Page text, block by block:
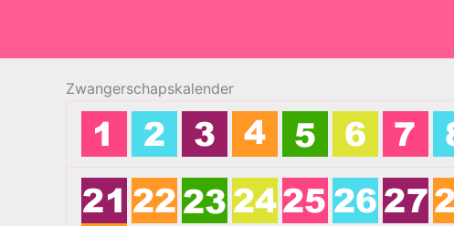
Zwangerschapskalender